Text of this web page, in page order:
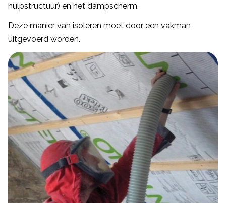
hulpstructuur) en het dampscherm.
Deze manier van isoleren moet door een vakman
uitgevoerd worden.